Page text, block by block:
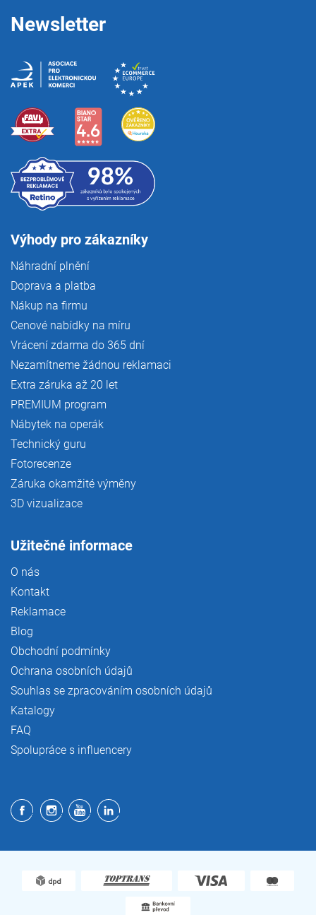
Newsletter
Výhody pro zákazníky
Náhradní plnění
Doprava a platba
Nákup na firmu
Cenové nabídky na míru
Vrácení zdarma do 365 dní
Nezamítneme žádnou reklamaci
Extra záruka až 20 let
PREMIUM program
Nábytek na operák
Technický guru
Fotorecenze
Záruka okamžité výměny
3D vizualizace
Užitečné informace
O nás
Kontakt
Reklamace
Blog
Obchodní podmínky
Ochrana osobních údajů
Souhlas se zpracováním osobních údajů
Katalogy
FAQ
Spolupráce s influencery